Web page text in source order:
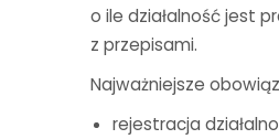
o ile działalność jest
z przepisami.
Najważniejsze
rejestracja